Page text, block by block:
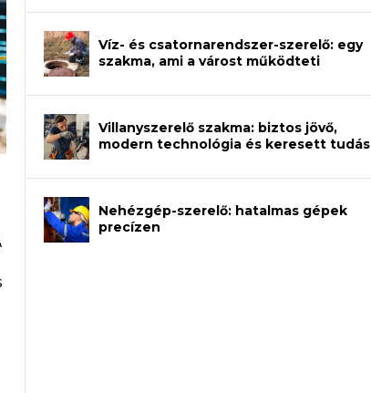
gépeket?
Tanulj szakmát!
amikor néhány sor program dönti
ki telefon nélkül?
Víz- és csatornarendszer-szerelő: egy
szakma, ami a várost működteti
Villanyszerelő szakma: biztos jövő,
modern technológia és keresett tudás
Nehézgép-szerelő: hatalmas gépek
precízen